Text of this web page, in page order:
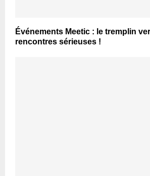
Événements Meetic : le tremplin
rencontres sérieuses !